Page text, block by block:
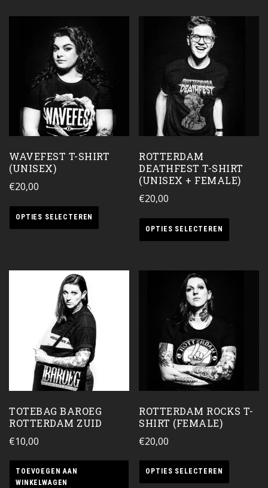
WAVEFEST T-SHIRT
(UNISEX)
€20,00
OPTIES SELECTEREN
ROTTERDAM
DEATHFEST T-SHIRT
(UNISEX + FEMALE)
€20,00
OPTIES SELECTEREN
TOTEBAG BAROEG
ROTTERDAM ZUID
€10,00
TOEVOEGEN AAN
WINKELWAGEN
ROTTERDAM ROCKS T-
SHIRT (FEMALE)
€20,00
OPTIES SELECTEREN